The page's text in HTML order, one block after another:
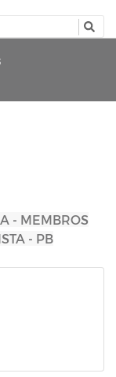
- MEMBROS
- PB